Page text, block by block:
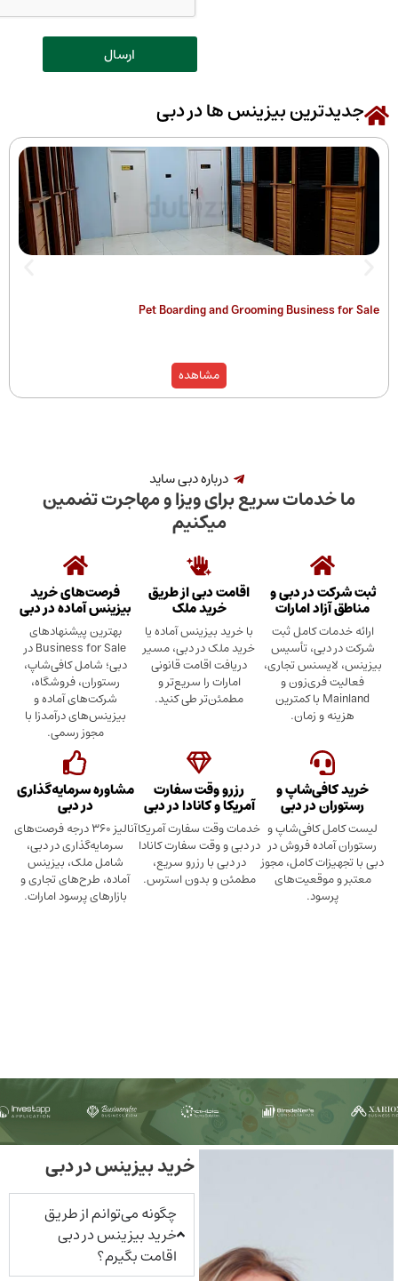
بیزینس ها در دبی
Pet Boarding and Grooming
درباره دبی ساید
سریع برای ویزا و مهاجرت تضمین
در دبی و
امارات
کامل ثبت
تأسیس
تجاری،
و
Mainland با کمترین
اقامت دبی از طریق
خرید ملک
با خرید بیزینس آماده یا
خرید ملک در دبی، مسیر
دریافت اقامت قانونی
امارات را سریع‌تر و
مطمئن‌تر طی کنید.
فرصت‌های خرید
بیزینس آماده در دبی
بهترین پیشنهادهای
Business for Sale در
دبی؛ شامل کافی‌شاپ،
رستوران، فروشگاه،
شرکت‌های آماده و
بیزینس‌های درآمدزا با
و
در دبی
و
فروش در
کامل، مجوز
رزرو وقت سفارت
آمریکا و کانادا در دبی
خدمات وقت سفارت آمریکا
در دبی و وقت سفارت کانادا
در دبی با رزرو سریع،
مطمئن و بدون استرس.
مشاوره سرمایه‌گذاری
در دبی
آنالیز ۳۶۰ درجه فرصت‌های
سرمایه‌گذاری در دبی،
شامل ملک، بیزینس
آماده، طرح‌های تجاری و
بازارهای پرسود امارات.
خرید بیزینس در دبی
چگونه می‌توانم از طریق
خرید بیزینس در دبی
اقامت بگیرم؟